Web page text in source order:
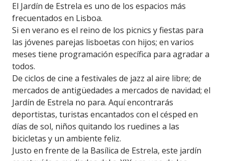
El Jardín de Estrela es uno de los espacios más
frecuentados en Lisboa.
Si en verano es el reino de los picnics y fiestas para
las jóvenes parejas lisboetas con hijos; en varios
meses tiene programación específica para agradar a
todos.
De ciclos de cine a festivales de jazz al aire libre; de
mercados de antigüedades a mercados de navidad; el
Jardín de Estrela no para. Aquí encontrarás
deportistas, turistas encantados con el césped en
días de sol, niños quitando los ruedines a las
bicicletas y un ambiente feliz.
Justo en frente de la Basílica de Estrela, este jardín